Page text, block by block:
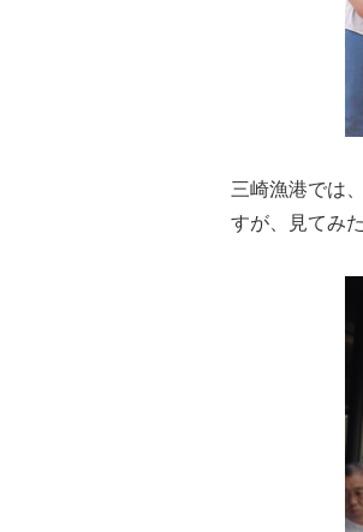
三崎漁港では、
すが、見てみ